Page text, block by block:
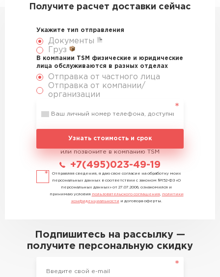
Получите расчет доставки сейчас
Укажите тип отправления
Документы
Груз
В компании TSM физические и юридические
лица обслуживаются в разных отделах
Отправка от частного лица
Отправка от компании/
организации
Узнать стоимость и срок
или позвоните в компанию TSM
+7(495)023-49-19
Отправляя сведения, я даю свое согласие на обработку моих
персональных данных в соответствии с законом №152-ФЗ «О
персональных данных» от 27.07.2006, ознакомился и
принимаю условия пользовательского соглашения
политики
конфиденциальности и договора оферты.
Подпишитесь на рассылку —
получите персональную скидку